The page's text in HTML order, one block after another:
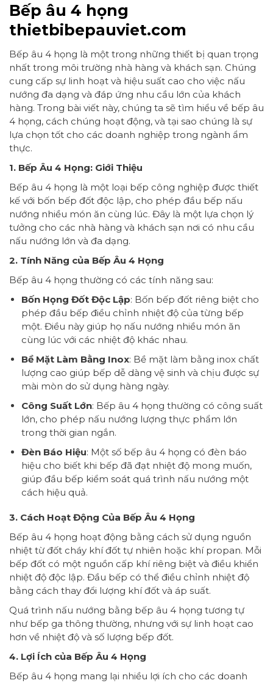
Bếp âu 4 họng
thietbibepauviet.com
Bếp âu 4 họng là một trong những thiết bị quan trọng
nhất trong môi trường nhà hàng và khách sạn. Chúng
cung cấp sự linh hoạt và hiệu suất cao cho việc nấu
nướng đa dạng và đáp ứng nhu cầu lớn của khách
hàng. Trong bài viết này, chúng ta sẽ tìm hiểu về bếp âu
4 họng, cách chúng hoạt động, và tại sao chúng là sự
lựa chọn tốt cho các doanh nghiệp trong ngành ẩm
thực.
1. Bếp Âu 4 Họng: Giới Thiệu
Bếp âu 4 họng là một loại bếp công nghiệp được thiết
kế với bốn bếp đốt độc lập, cho phép đầu bếp nấu
nướng nhiều món ăn cùng lúc. Đây là một lựa chọn lý
tưởng cho các nhà hàng và khách sạn nơi có nhu cầu
nấu nướng lớn và đa dạng.
2. Tính Năng của Bếp Âu 4 Họng
Bếp âu 4 họng thường có các tính năng sau:
Bốn Họng Đốt Độc Lập: Bốn bếp đốt riêng biệt cho
phép đầu bếp điều chỉnh nhiệt độ của từng bếp
một. Điều này giúp họ nấu nướng nhiều món ăn
cùng lúc với các nhiệt độ khác nhau.
Bề Mặt Làm Bằng Inox: Bề mặt làm bằng inox chất
lượng cao giúp bếp dễ dàng vệ sinh và chịu được sự
mài mòn do sử dụng hàng ngày.
Công Suất Lớn: Bếp âu 4 họng thường có công suất
lớn, cho phép nấu nướng lượng thực phẩm lớn
trong thời gian ngắn.
Đèn Báo Hiệu: Một số bếp âu 4 họng có đèn báo
hiệu cho biết khi bếp đã đạt nhiệt độ mong muốn,
giúp đầu bếp kiểm soát quá trình nấu nướng một
cách hiệu quả.
3. Cách Hoạt Động Của Bếp Âu 4 Họng
Bếp âu 4 họng hoạt động bằng cách sử dụng nguồn
nhiệt từ đốt cháy khí đốt tự nhiên hoặc khí propan. Mỗi
bếp đốt có một nguồn cấp khí riêng biệt và điều khiển
nhiệt độ độc lập. Đầu bếp có thể điều chỉnh nhiệt độ
bằng cách thay đổi lượng khí đốt và áp suất.
Quá trình nấu nướng bằng bếp âu 4 họng tương tự
như bếp ga thông thường, nhưng với sự linh hoạt cao
hơn về nhiệt độ và số lượng bếp đốt.
4. Lợi Ích của Bếp Âu 4 Họng
Bếp âu 4 họng mang lại nhiều lợi ích cho các doanh